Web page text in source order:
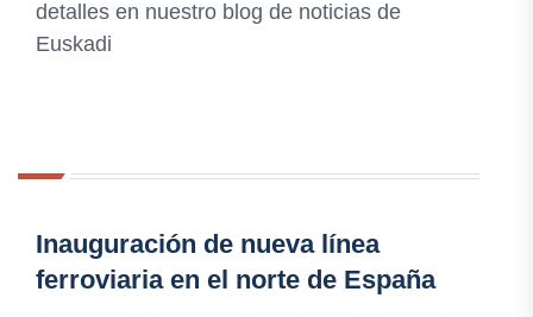
detalles en nuestro blog de noticias de
Euskadi
Inauguración de nueva línea
ferroviaria en el norte de España